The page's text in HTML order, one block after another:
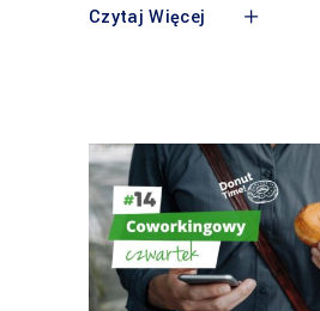
Czytaj Więcej